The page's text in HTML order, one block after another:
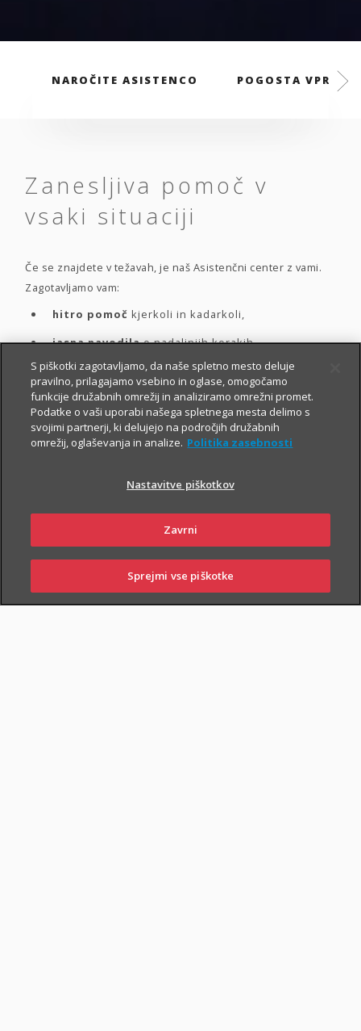
POSLOVALNICE
NAROČITE ASISTENCO POGOSTA
Zanesljiva pomoč v
vsaki situaciji
Če se znajdete v težavah, je naš Asistenčni center z vami.
Zagotavljamo vam:
hitro pomoč kjerkoli in kadarkoli,
jasna navodilao nadaljnjih korakih.
Spodaj izberite vrsto asistence. Za hitrejšo prijavo in
naročilo asistencepriporočamo uporabo digitalnih
poti, kjer so te na voljo.
Izberite asistenco in
naročite pomoč
S piškotki zagotavljamo, da naše spletno mesto deluje
pravilno, prilagajamo vsebino in oglase, omogočamo
funkcije družabnih omrežij in analiziramo omrežni promet.
Podatke o vaši uporabi našega spletnega mesta delimo s
svojimi partnerji, ki delujejo na področjih družabnih
omrežij, oglaševanja in analize. Politika zasebnosti
Nastavitve piškotkov
Zavrni
Sprejmi vse piškotke